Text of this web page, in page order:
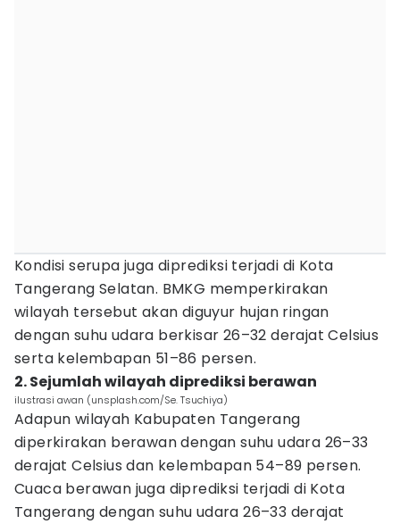
Kondisi serupa juga diprediksi terjadi di Kota
Tangerang Selatan. BMKG memperkirakan
wilayah tersebut akan diguyur hujan ringan
dengan suhu udara berkisar 26–32 derajat Celsius
serta kelembapan 51–86 persen.
2. Sejumlah wilayah diprediksi berawan
ilustrasi awan (unsplash.com/Se. Tsuchiya)
Adapun wilayah Kabupaten Tangerang
diperkirakan berawan dengan suhu udara 26–33
derajat Celsius dan kelembapan 54–89 persen.
Cuaca berawan juga diprediksi terjadi di Kota
Tangerang dengan suhu udara 26–33 derajat